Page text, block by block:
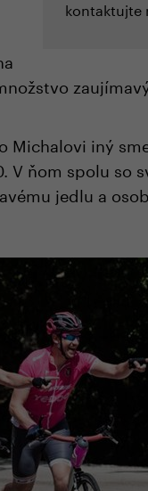
kontaktujte
Michalovi iný
V ňom spolu so
jedlu a